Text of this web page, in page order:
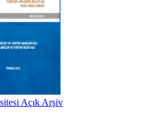
Açık Arşiv